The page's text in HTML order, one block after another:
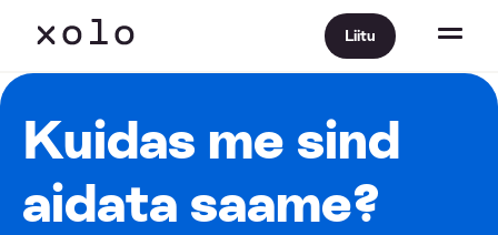
Liitu
Kuidas me sind
aidata saame?